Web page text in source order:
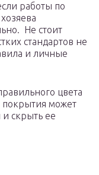
работы по
Не стоит
стандартов не
и личные
цвета
покрытия может
и скрыть ее